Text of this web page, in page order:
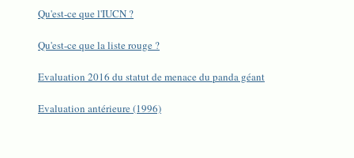
Qu'est-ce que l'IUCN ?
Qu'est-ce que la liste rouge ?
Evaluation 2016 du statut de menace du panda géant
Evaluation antérieure (1996)